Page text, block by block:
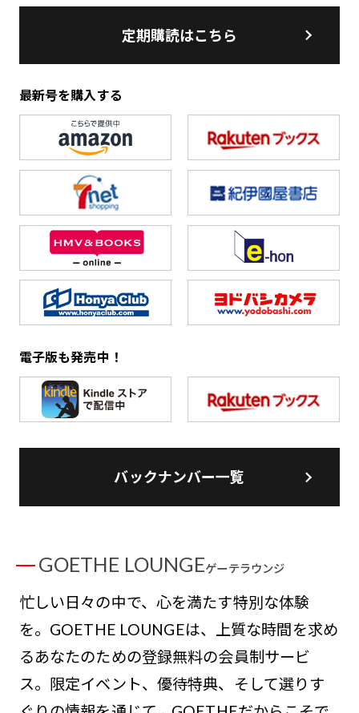
定期購読はこちら
最新号を購入する
電子版も発売中！
バックナンバー一覧
GOETHE LOUNGEゲーテラウンジ
忙しい日々の中で、心を満たす特別な体験
を。GOETHE LOUNGEは、上質な時間を求め
るあなたのための登録無料の会員制サービ
ス。限定イベント、優待特典、そして選りす